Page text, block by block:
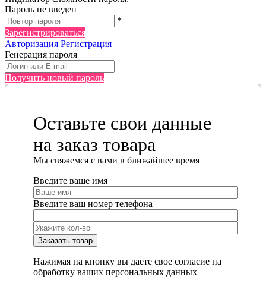
Пароль не введен
*
Зарегистрироваться
Авторизация Регистрация
Генерация пароля
Получить новый пароль
Оставьте свои данные
на заказ товара
Мы cвяжемся с вами в ближайшее время
Введите ваше имя
Введите ваш номер телефона
Нажимая на кнопку вы даете свое согласие на
обработку ваших персональных данных